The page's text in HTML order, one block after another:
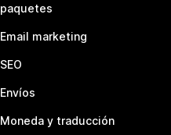
paquetes
Email marketing
SEO
Envíos
Moneda y traducción